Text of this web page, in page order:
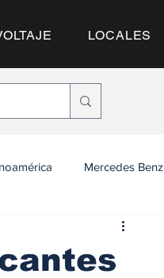
LOCALES
Mercedes Benz